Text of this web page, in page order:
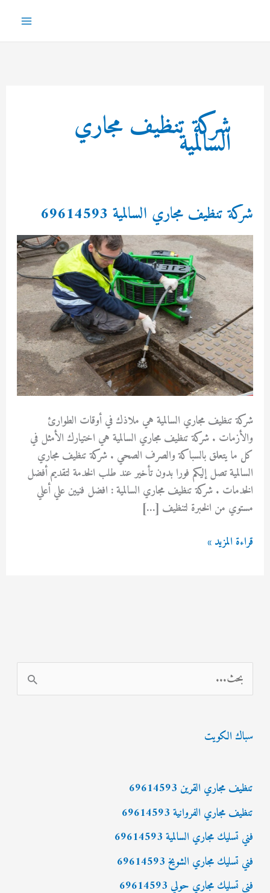
المحتوى
شركة تنظيف مجاري
السالمية
شركة تنظيف مجاري السالمية 69614593
شركة تنظيف مجاري السالمية هي ملاذك في أوقات الطوارئ
والأزمات . شركة تنظيف مجاري السالمية هي اختيارك الأمثل في
كل ما يتعلق بالسباكة والصرف الصحي . شركة تنظيف مجاري
السالمية تصل إليكم فورا بدون تأخير عند طلب الخدمة لتقديم أفضل
الخدمات . شركة تنظيف مجاري السالمية : افضل فنيين علي أعلي
مستوي من الخبرة لتنظيف […]
شركة
قراءة المزيد »
ل
ح
ع
سباك الكويت
تنظيف مجاري القرين 69614593
تنظيف مجاري الفروانية 69614593
فني تسليك مجاري السالمية 69614593
فني تسليك مجاري الشويخ 69614593
فني تسليك مجاري حولي 69614593